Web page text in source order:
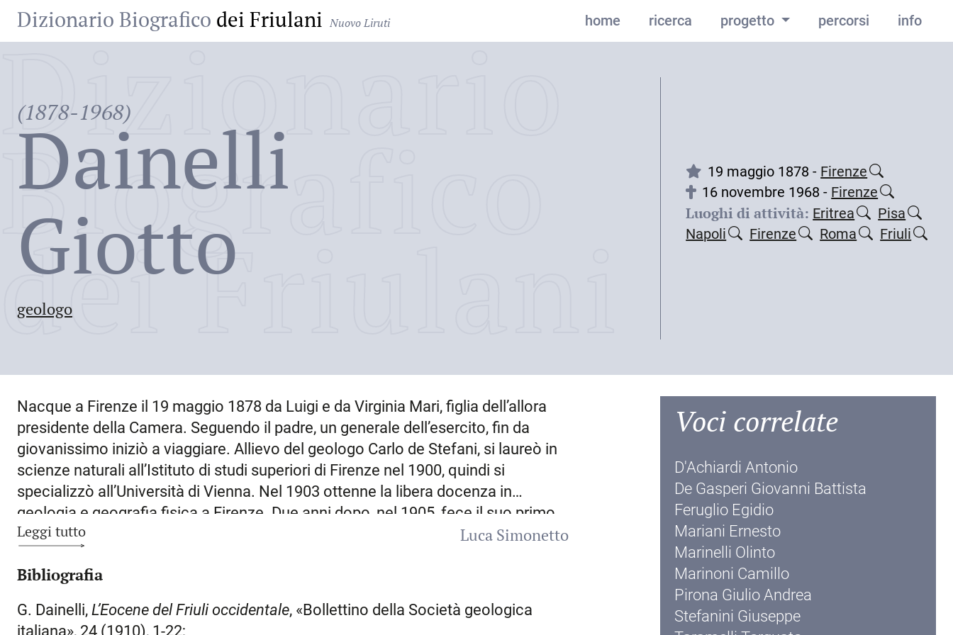
Dizionario Biografico dei Friulani Nuovo Liruti home ricerca progetto percorsi info
(1878-1968)
Dainelli
Giotto
geologo
Dizionario
Biografico
dei Friulani
19 maggio 1878 - Firenze
16 novembre 1968 - Firenze
Luoghi di attività: Eritrea
Pisa
Napoli
Firenze Roma Friuli
Nacque a Firenze il 19 maggio 1878 da Luigi e da Virginia Mari, figlia dell’allora
presidente della Camera. Seguendo il padre, un generale dell’esercito, fin da
giovanissimo iniziò a viaggiare. Allievo del geologo Carlo de Stefani, si laureò in
scienze naturali all’Istituto di studi superiori di Firenze nel 1900, quindi si
specializzò all’Università di Vienna. Nel 1903 ottenne la libera docenza in
geologia e geografia fisica a Firenze. Due anni dopo, nel 1905, fece il suo primo
viaggio esplorativo in
accompagnato dall’amico e compagno di studi
di lettere; nel 1921 vinse il concorso per la cattedra di geologia a
l’insegnamento nel 1953 trasferendosi a Romae abbandonando definitivamente
Leggi tutto
Luca Simonetto
Bibliografia
G. Dainelli, L’Eocene del Friuli occidentale, «Bollettino della Società geologica
italiana», 24 (1910), 1-22;
Voci correlate
D'Achiardi Antonio
De Gasperi Giovanni Battista
Feruglio Egidio
Mariani Ernesto
Marinelli Olinto
Marinoni Camillo
Pirona Giulio Andrea
Stefanini Giuseppe